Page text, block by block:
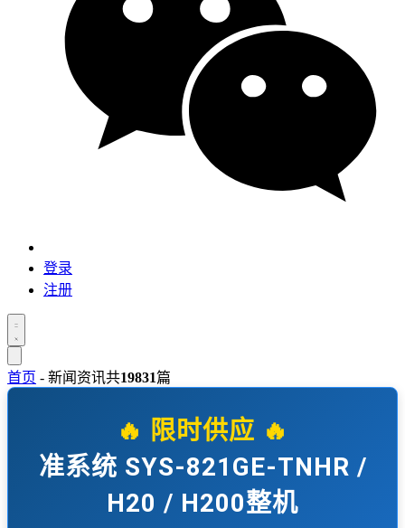
登录
注册
首页 - 新闻资讯共19831篇
🔥 限时供应 🔥
准系统 SYS-821GE-TNHR /
H20 / H200整机